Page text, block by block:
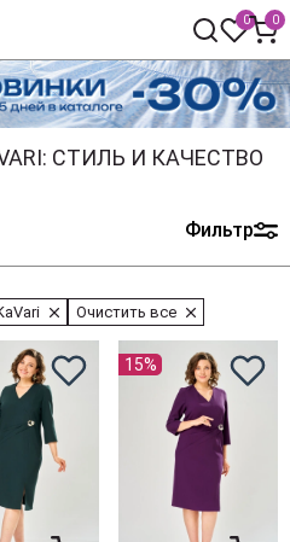
0 0
СТИЛЬ И КАЧЕСТВО
Фильтр
Очистить все
15%